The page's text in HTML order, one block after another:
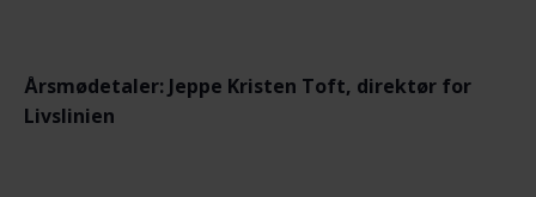
Årsmødetaler: Jeppe Kristen Toft, direktør for
Livslinien